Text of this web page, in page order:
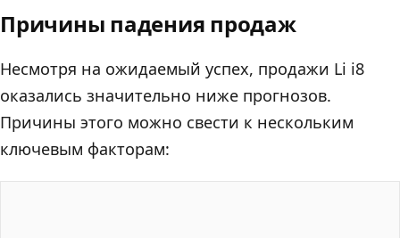
Причины падения продаж
Несмотря на ожидаемый успех, продажи Li i8
оказались значительно ниже прогнозов.
Причины этого можно свести к нескольким
ключевым факторам: